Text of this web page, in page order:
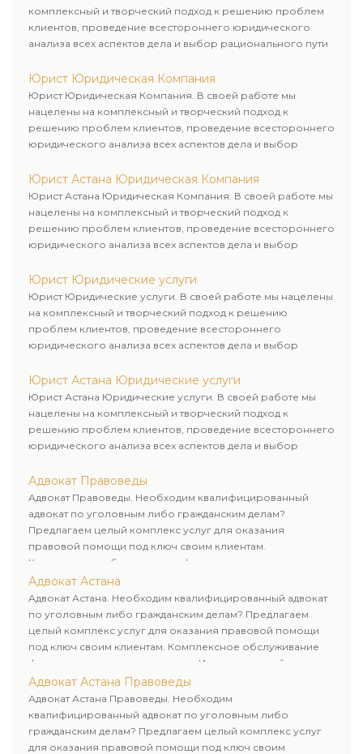
комплексный и творческий подход к решению проблем
клиентов, проведение всестороннего юридического
анализа всех аспектов дела и выбор рационального пути
Юрист Юридическая Компания
Юрист Юридическая Компания. В своей работе мы
нацелены на комплексный и творческий подход к
решению проблем клиентов, проведение всестороннего
юридического анализа всех аспектов дела и выбор
Юрист Астана Юридическая Компания
Юрист Астана Юридическая Компания. В своей работе мы
нацелены на комплексный и творческий подход к
решению проблем клиентов, проведение всестороннего
юридического анализа всех аспектов дела и выбор
Юрист Юридические услуги
Юрист Юридические услуги. В своей работе мы нацелены
на комплексный и творческий подход к решению
проблем клиентов, проведение всестороннего
юридического анализа всех аспектов дела и выбор
Юрист Астана Юридические услуги
Юрист Астана Юридические услуги. В своей работе мы
нацелены на комплексный и творческий подход к
решению проблем клиентов, проведение всестороннего
юридического анализа всех аспектов дела и выбор
Адвокат Правоведы
Адвокат Правоведы. Необходим квалифицированный
адвокат по уголовным либо гражданским делам?
Предлагаем целый комплекс услуг для оказания
правовой помощи под ключ своим клиентам.
Комплексное обслуживание физических и юридических
лиц. Индивидуальный подход к каждому клиенту.
Адвокат Астана
Адвокат Астана. Необходим квалифицированный адвокат
по уголовным либо гражданским делам? Предлагаем
целый комплекс услуг для оказания правовой помощи
под ключ своим клиентам. Комплексное обслуживание
физических и юридических лиц. Индивидуальный подход к
каждому клиенту.
Адвокат Астана Правоведы
Адвокат Астана Правоведы. Необходим
квалифицированный адвокат по уголовным либо
гражданским делам? Предлагаем целый комплекс услуг
для оказания правовой помощи под ключ своим